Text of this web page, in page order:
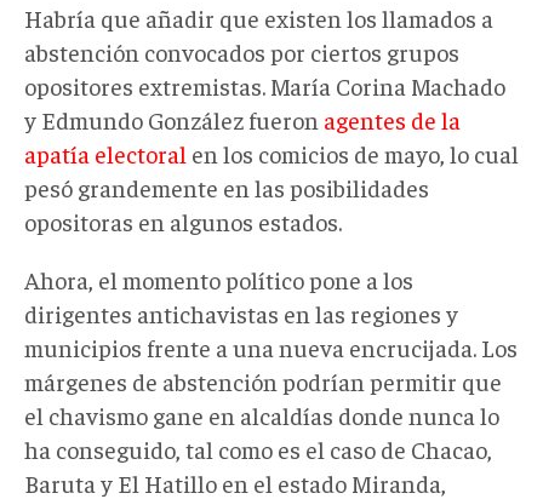
Habría que añadir que existen los llamados a
abstención convocados por ciertos grupos
opositores extremistas. María Corina Machado
y Edmundo González fueron agentes de la
apatía electoral en los comicios de mayo, lo cual
pesó grandemente en las posibilidades
opositoras en algunos estados.
Ahora, el momento político pone a los
dirigentes antichavistas en las regiones y
municipios frente a una nueva encrucijada. Los
márgenes de abstención podrían permitir que
el chavismo gane en alcaldías donde nunca lo
ha conseguido, tal como es el caso de Chacao,
Baruta y El Hatillo en el estado Miranda,